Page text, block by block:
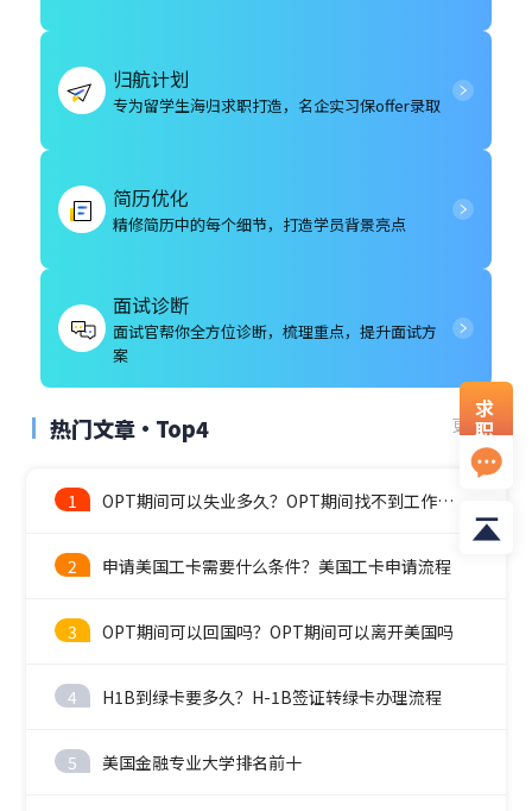
归航计划
专为留学生海归求职打造，名企实习保offer录取
简历优化
精修简历中的每个细节，打造学员背景亮点
面试诊断
面试官帮你全方位诊断，梳理重点，提升面试方
案
热门文章·Top4 更多
1 OPT期间可以失业多久？OPT期间找不到工作怎么办？
2 申请美国工卡需要什么条件？美国工卡申请流程
3 OPT期间可以回国吗？OPT期间可以离开美国吗
4 H1B到绿卡要多久？H-1B签证转绿卡办理流程
5 美国金融专业大学排名前十
求
职
资
料